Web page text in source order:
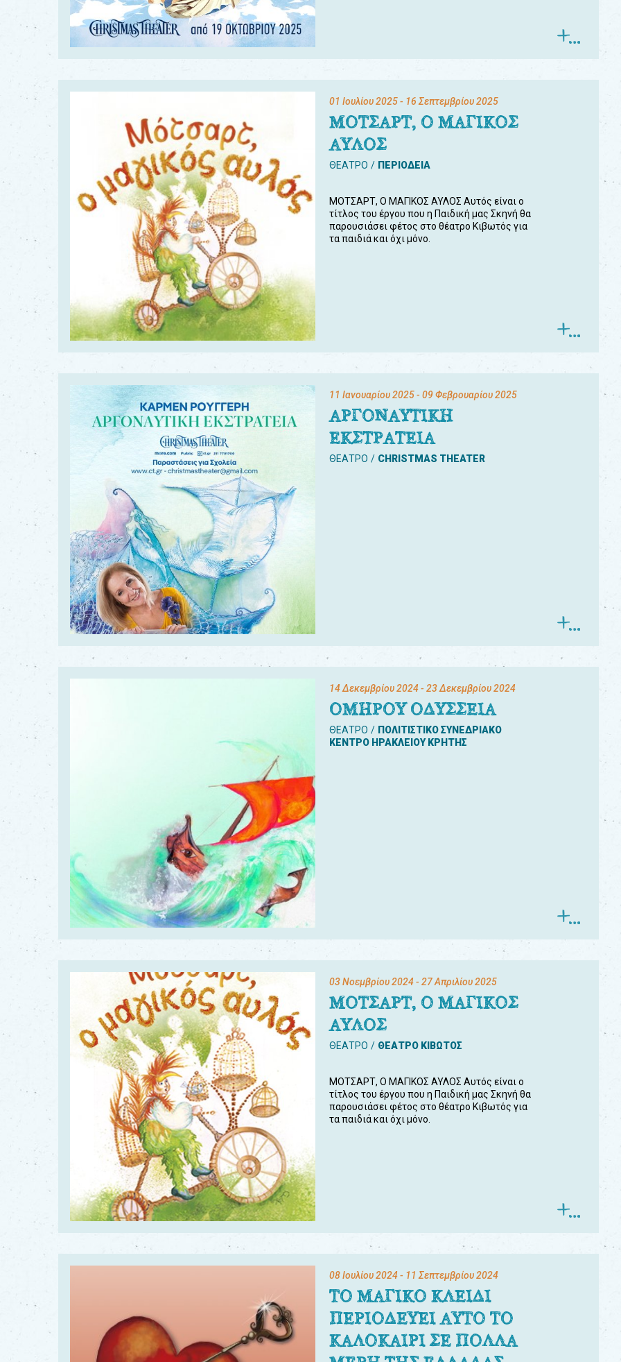
01 Ιουλίου 2025- 16 Σεπτεμβρίου 2025
ΜΟΤΣΑΡΤ, Ο ΜΑΓΙΚΟΣ
ΑΥΛΟΣ
ΘΕΑΤΡΟ ΠΕΡΙΟΔΕΙΑ
ΜΟΤΣΑΡΤ, Ο ΜΑΓΙΚΟΣ ΑΥΛΟΣ Αυτός είναι ο
τίτλος του έργου που η Παιδική μας Σκηνή θα
παρουσιάσει φέτος στο θέατρο Κιβωτός για
τα παιδιά και όχι μόνο.
11 Ιανουαρίου 2025- 09 Φεβρουαρίου 2025
ΑΡΓΟΝΑΥΤΙΚΗ
ΕΚΣΤΡΑΤΕΙΑ
ΘΕΑΤΡΟ CHRISTMAS THEATER
14 Δεκεμβρίου 2024- 23 Δεκεμβρίου 2024
ΟΜΗΡΟΥ ΟΔΥΣΣΕΙΑ
ΘΕΑΤΡΟ
ΠΟΛΙΤΙΣΤΙΚΟ ΣΥΝΕΔΡΙΑΚΟ
ΚΕΝΤΡΟ ΗΡΑΚΛΕΙΟΥ ΚΡΗΤΗΣ
03 Νοεμβρίου 2024- 27 Απριλίου 2025
ΜΟΤΣΑΡΤ, Ο ΜΑΓΙΚΟΣ
ΑΥΛΟΣ
ΘΕΑΤΡΟ ΘΕΑΤΡΟ ΚΙΒΩΤΟΣ
ΜΟΤΣΑΡΤ, Ο ΜΑΓΙΚΟΣ ΑΥΛΟΣ Αυτός είναι ο
τίτλος του έργου που η Παιδική μας Σκηνή θα
παρουσιάσει φέτος στο θέατρο Κιβωτός για
τα παιδιά και όχι μόνο.
08 Ιουλίου 2024- 11 Σεπτεμβρίου 2024
ΤΟ ΜΑΓΙΚΟ ΚΛΕΙΔΙ
ΠΕΡΙΟΔΕΥΕΙ ΑΥΤΟ ΤΟ
ΚΑΛΟΚΑΙΡΙ ΣΕ ΠΟΛΛΑ